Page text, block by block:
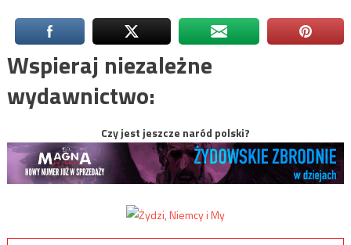
Wspieraj niezależne
wydawnictwo:
Czy jest jeszcze naród polski?